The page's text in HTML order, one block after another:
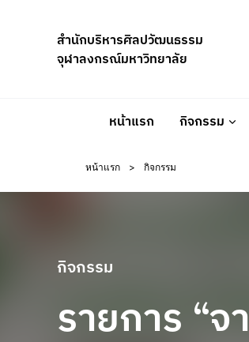
สำนักบริหารศิลปวัฒนธรรม
จุฬาลงกรณ์มหาวิทยาลัย
หน้าแรก กิจกรรม
หน้าแรก > กิจกรรม
กิจกรรม
รายการ “จ